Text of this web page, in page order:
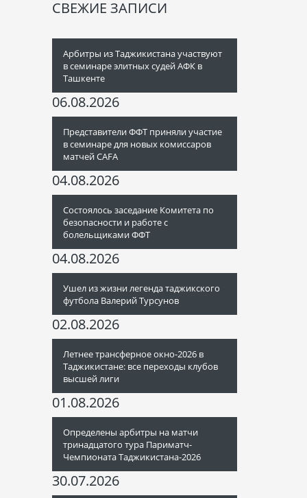
СВЕЖИЕ ЗАПИСИ
Арбитры из Таджикистана участвуют
в семинаре элитных судей АФК в
Ташкенте
06.08.2026
Представители ФФТ приняли участие
в семинаре для новых комиссаров
матчей CAFA
04.08.2026
Состоялось заседание Комитета по
безопасности и работе с
болельщиками ФФТ
04.08.2026
Ушел из жизни легенда таджикского
футбола Валерий Турсунов
02.08.2026
Летнее трансферное окно-2026 в
Таджикистане: все переходы клубов
высшей лиги
01.08.2026
Определены арбитры на матчи
тринадцатого тура Париматч-
Чемпионата Таджикистана-2026
30.07.2026